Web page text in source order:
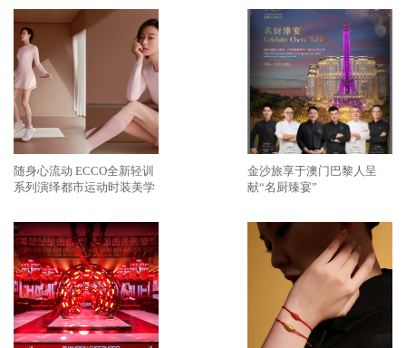
随身心流动 ECCO全新轻训
系列演绎都市运动时装美学
金沙旅享于澳门巴黎人呈
献“名厨臻宴”